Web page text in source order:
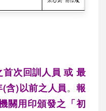
首次回訓人員 或 最
含)以前之人員。 報
關用印頒發之「初